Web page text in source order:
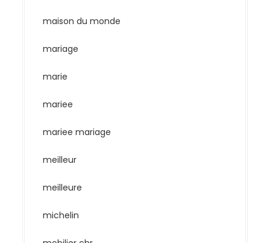
maison du monde
mariage
marie
mariee
mariee mariage
meilleur
meilleure
michelin